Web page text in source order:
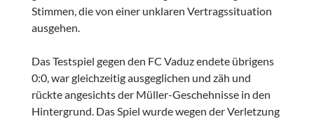
Stimmen, die von einer unklaren Vertragssituation
ausgehen.
Das Testspiel gegen den FC Vaduz endete übrigens
0:0, war gleichzeitig ausgeglichen und zäh und
rückte angesichts der Müller-Geschehnisse in den
Hintergrund. Das Spiel wurde wegen der Verletzung